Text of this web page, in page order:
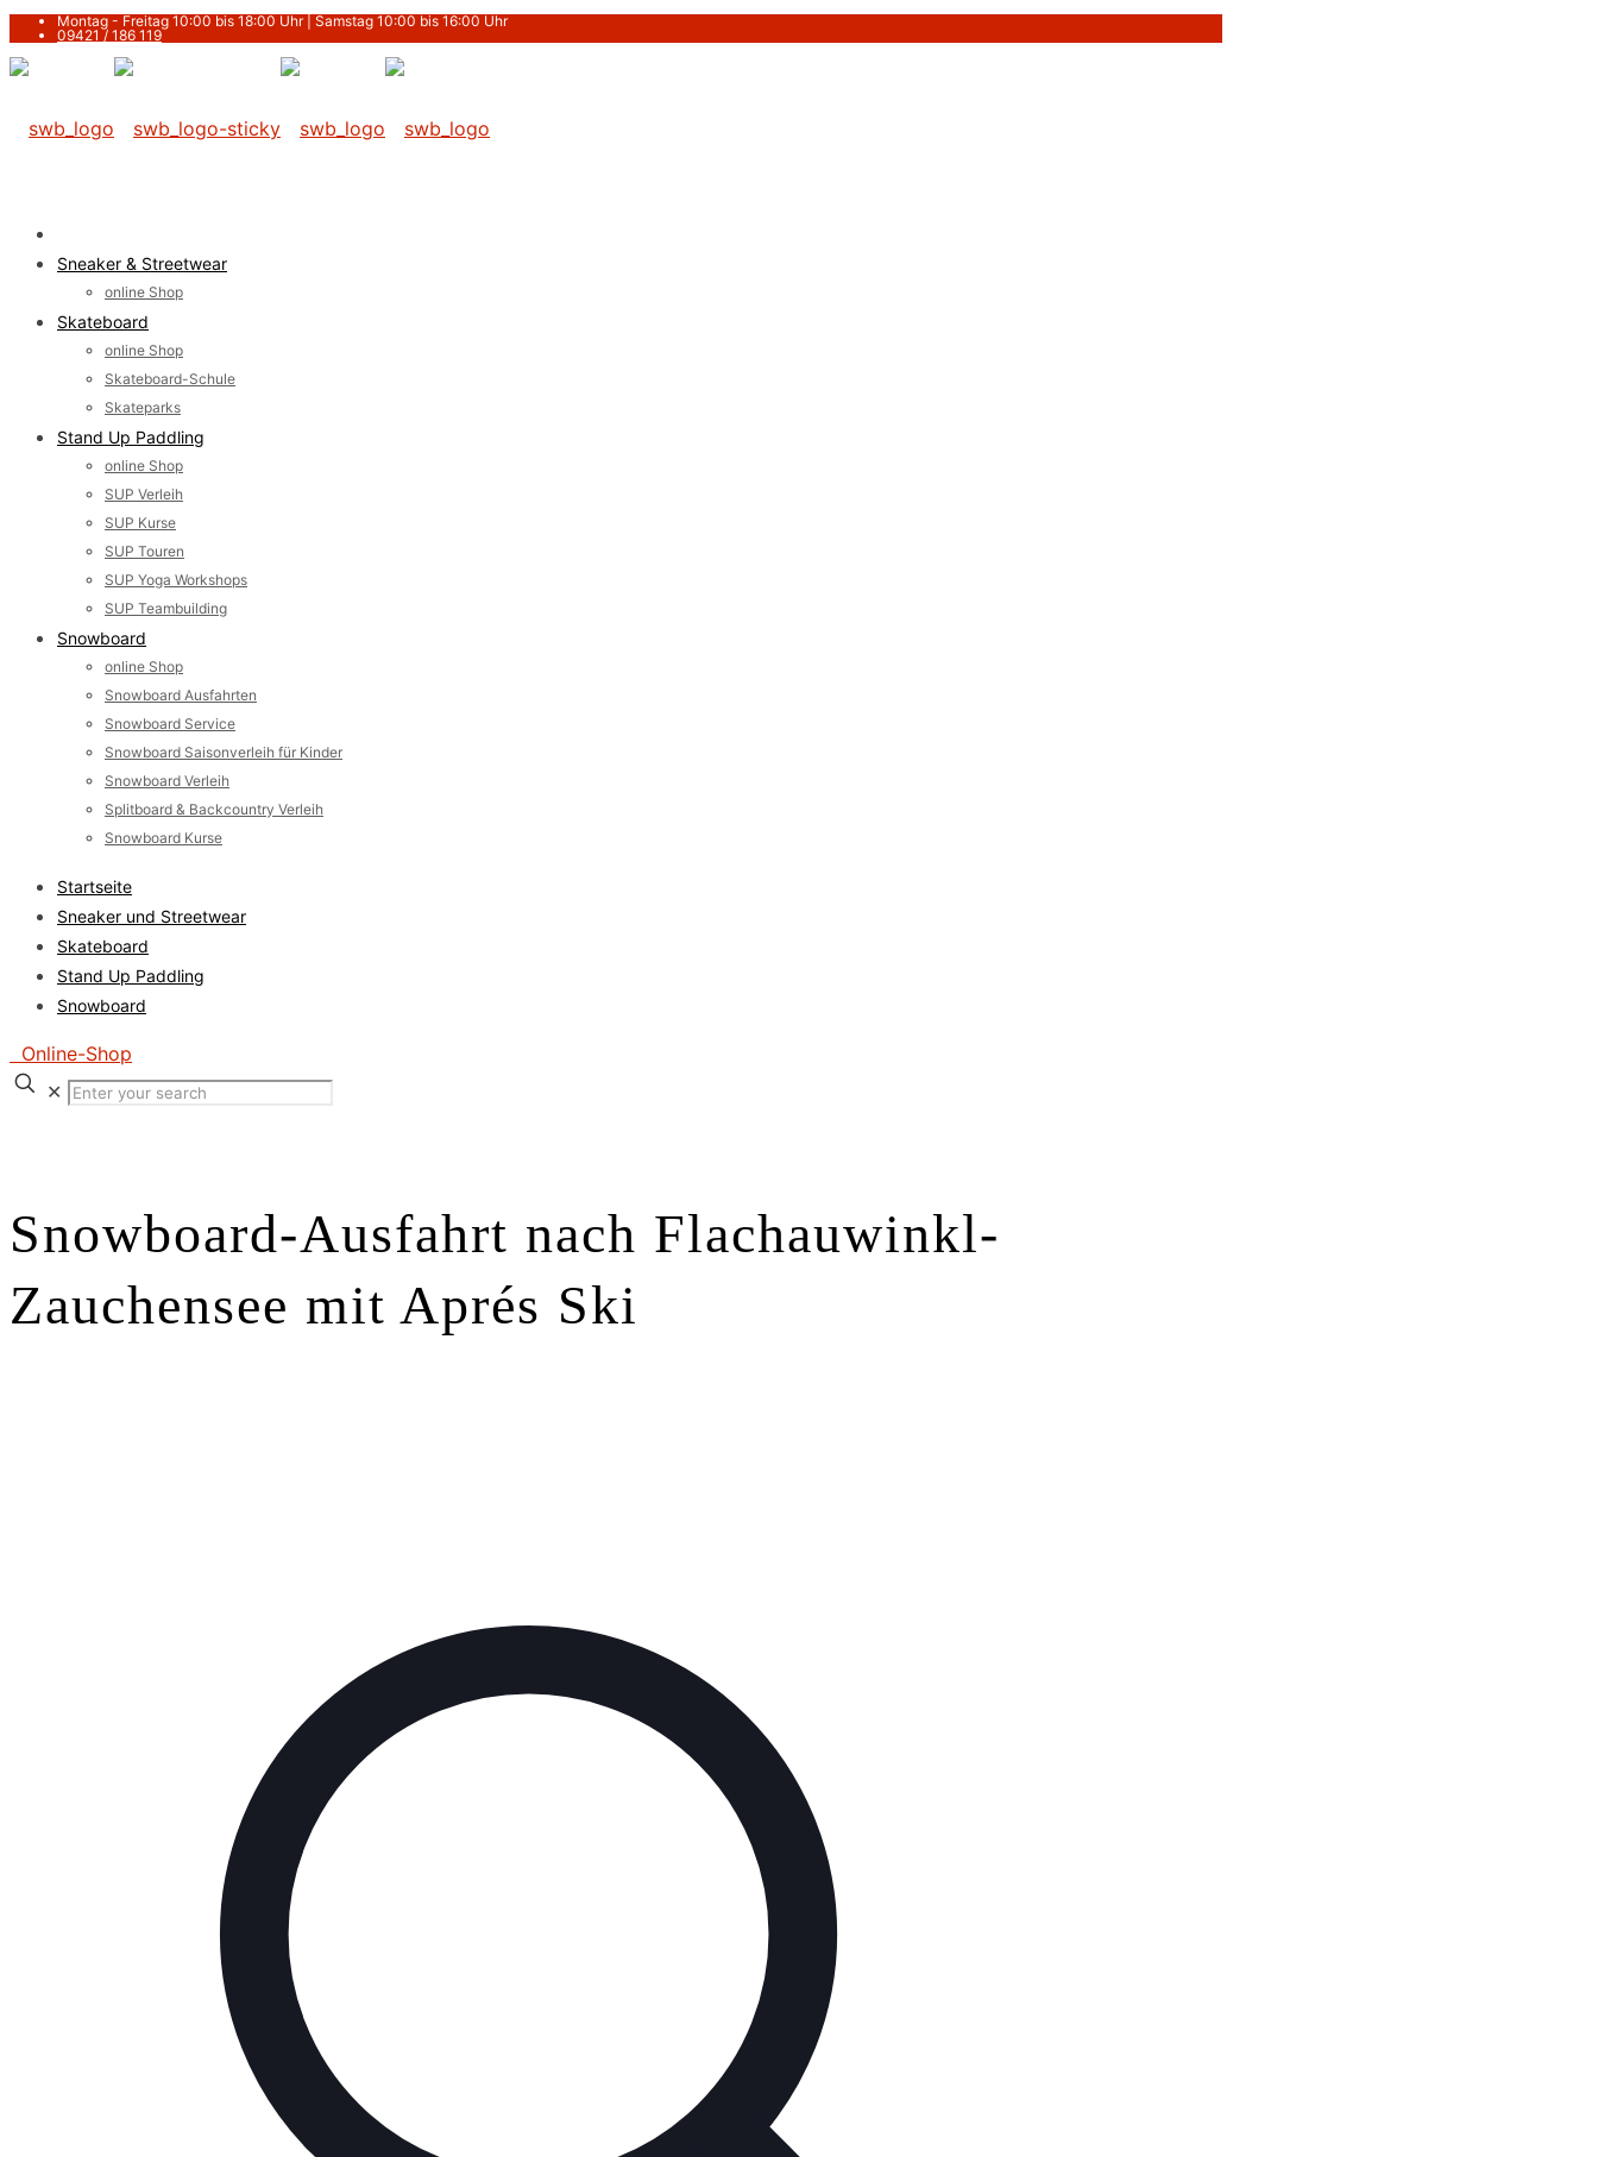
Montag - Freitag 10:00 bis 18:00 Uhr | Samstag 10:00 bis 16:00 Uhr
09421 / 186 119
Sneaker & Streetwear
online Shop
Skateboard
online Shop
Skateboard-Schule
Skateparks
Stand Up Paddling
online Shop
SUP Verleih
SUP Kurse
SUP Touren
SUP Yoga Workshops
SUP Teambuilding
Snowboard
online Shop
Snowboard Ausfahrten
Snowboard Service
Snowboard Saisonverleih für Kinder
Snowboard Verleih
Splitboard & Backcountry Verleih
Snowboard Kurse
Startseite
Sneaker und Streetwear
Skateboard
Stand Up Paddling
Snowboard
Online-Shop
✕
Snowboard-Ausfahrt nach Flachauwinkl-
Zauchensee mit Aprés Ski